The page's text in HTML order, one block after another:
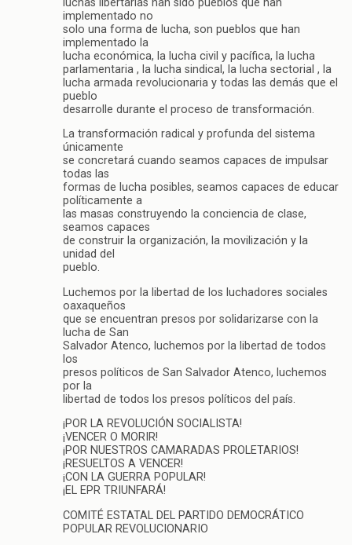
luchas libertarias han sido pueblos que han
implementado no
solo una forma de lucha, son pueblos que han
implementado la
lucha económica, la lucha civil y pacífica, la lucha
parlamentaria , la lucha sindical, la lucha sectorial , la
lucha armada revolucionaria y todas las demás que el
pueblo
desarrolle durante el proceso de transformación.
La transformación radical y profunda del sistema
únicamente
se concretará cuando seamos capaces de impulsar
todas las
formas de lucha posibles, seamos capaces de educar
políticamente a
las masas construyendo la conciencia de clase,
seamos capaces
de construir la organización, la movilización y la
unidad del
pueblo.
Luchemos por la libertad de los luchadores sociales
oaxaqueños
que se encuentran presos por solidarizarse con la
lucha de San
Salvador Atenco, luchemos por la libertad de todos
los
presos políticos de San Salvador Atenco, luchemos
por la
libertad de todos los presos políticos del país.
¡POR LA REVOLUCIÓN SOCIALISTA!
¡VENCER O MORIR!
¡POR NUESTROS CAMARADAS PROLETARIOS!
¡RESUELTOS A VENCER!
¡CON LA GUERRA POPULAR!
¡EL EPR TRIUNFARÁ!
COMITÉ ESTATAL DEL PARTIDO DEMOCRÁTICO
POPULAR REVOLUCIONARIO